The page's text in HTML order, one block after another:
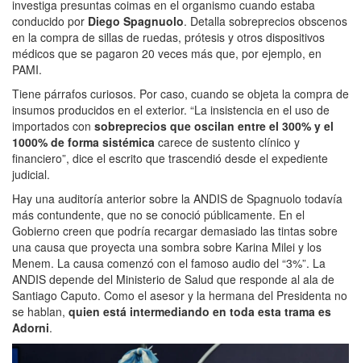
investiga presuntas coimas en el organismo cuando estaba
conducido por Diego Spagnuolo. Detalla sobreprecios obscenos
en la compra de sillas de ruedas, prótesis y otros dispositivos
médicos que se pagaron 20 veces más que, por ejemplo, en
PAMI.
Tiene párrafos curiosos. Por caso, cuando se objeta la compra de
insumos producidos en el exterior. “La insistencia en el uso de
importados con sobreprecios que oscilan entre el 300% y el
1000% de forma sistémica carece de sustento clínico y
financiero”, dice el escrito que trascendió desde el expediente
judicial.
Hay una auditoría anterior sobre la ANDIS de Spagnuolo todavía
más contundente, que no se conoció públicamente. En el
Gobierno creen que podría recargar demasiado las tintas sobre
una causa que proyecta una sombra sobre Karina Milei y los
Menem. La causa comenzó con el famoso audio del “3%”. La
ANDIS depende del Ministerio de Salud que responde al ala de
Santiago Caputo. Como el asesor y la hermana del Presidenta no
se hablan, quien está intermediando en toda esta trama es
Adorni.